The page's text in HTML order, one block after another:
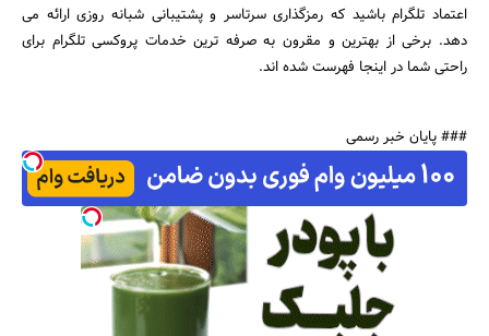
اعتماد تلگرام باشید که رمزگذاری سرتاسر و پشتیبانی شبانه روزی ارائه می
دهد. برخی از بهترین و مقرون به صرفه ترین خدمات پروکسی تلگرام برای
راحتی شما در اینجا فهرست شده اند.
### پایان خبر رسمی